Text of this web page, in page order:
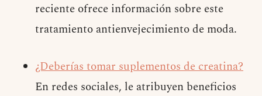
reciente ofrece información sobre este
tratamiento antienvejecimiento de moda.
¿Deberías tomar suplementos de creatina?
En redes sociales, le atribuyen beneficios